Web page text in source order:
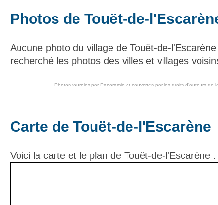
Photos de Touët-de-
Aucune photo du village de Touët-de-
recherché les photos des villes et villages
Photos fournies par Panoramio et couvertes par les droits d'auteurs de
Carte de Touët-de-l'Escarène
Voici la carte et le plan de Touët-de-l'Escarène :